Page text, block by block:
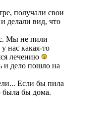
получали свои
делали вид, что
Мы не пили
нас какая-то
лечению
и дело пошло на
Если бы пила
была бы дома.